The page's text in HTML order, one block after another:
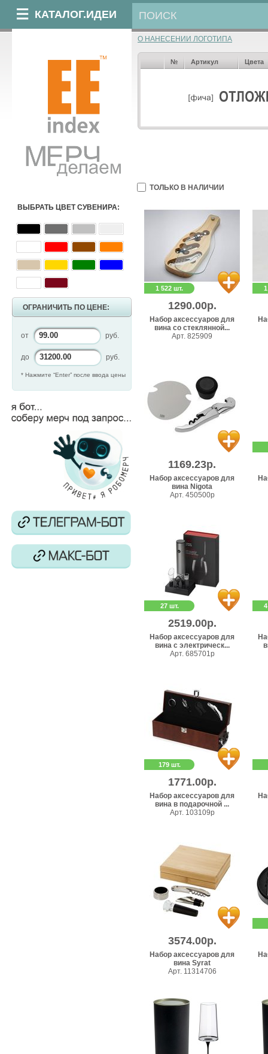
КАТАЛОГ.ИДЕИ
ВЫБРАТЬ ЦВЕТ СУВЕНИРА:
ОГРАНИЧИТЬ ПО ЦЕНЕ:
от руб.
до руб.
* Нажмите “Enter” после ввода цены
О НАНЕСЕНИИ ЛОГОТИПА
№ Артикул Цвета
ТОЛЬКО В НАЛИЧИИ
1 522 шт.
1290.00р.
Набор аксессуаров для
вина со стеклянной...
Арт. 825909
1169.23р.
Набор аксессуаров для
вина Nigota
Арт. 450500p
27 шт.
2519.00р.
Набор аксессуаров для
вина с электрическ...
Арт. 685701p
179 шт.
1771.00р.
Набор аксессуаров для
вина в подарочной ...
Арт. 103109p
3574.00р.
Набор аксессуаров для
вина Syrat
Арт. 11314706